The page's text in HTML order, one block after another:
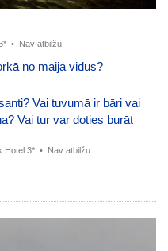
• Nav atbilžu
no maija vidus?
Vai tuvumā ir bāri vai
Vai tur var doties burāt
Hotel 3* • Nav atbilžu